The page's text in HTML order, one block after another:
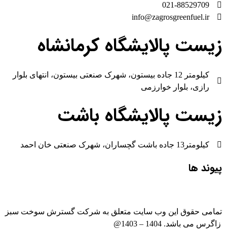
021-88529709
info@zagrosgreenfuel.ir​
زیست پالایشگاه کرمانشاه
کیلومتر 12 جاده بیستون، شهرک صنعتی بیستون، انتهای بلوار
رازی، بلوار خوارزمی
زیست پالایشگاه باشت
کیلومتر13 جاده باشت گچساران، شهرک صنعتی خان احمد
پیوند ها
تمامی حقوق این وب سایت متعلق به شرکت گسترش سوخت سبز
زاگرس می باشد. 1404 – 1403@